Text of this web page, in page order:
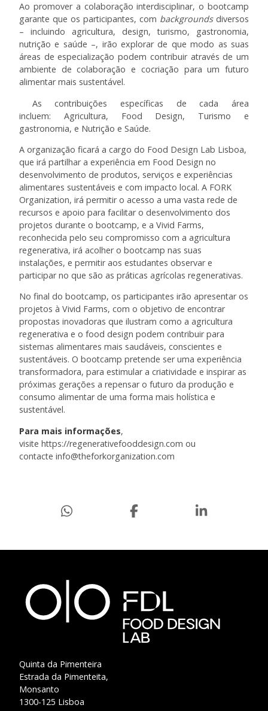
Ao promover a colaboração interdisciplinar, o bootcamp
garante que os participantes, com backgroundsdiversos
– incluindo agricultura, design, turismo, gastronomia,
nutrição e saúde –, irão explorar de que modo as suas
áreas de especialização podem contribuir através de um
ambiente de colaboração e cocriação para um futuro
alimentar mais sustentável.
As contribuições específicas de cada área
incluem: Agricultura, Food Design, Turismo e
gastronomia, e Nutrição e Saúde.
A organização ficará a cargo do Food Design Lab Lisboa,
que irá partilhar a experiência em Food Design no
desenvolvimento de produtos, serviços e experiências
alimentares sustentáveis e com impacto local. A FORK
Organization, irá permitir o acesso a uma vasta rede de
recursos e apoio para facilitar o desenvolvimento dos
projetos durante o bootcamp, e a Vivid Farms,
reconhecida pelo seu compromisso com a agricultura
regenerativa, irá acolher o bootcamp nas suas
instalações, e permitir aos estudantes observar e
participar no que são as práticas agrícolas regenerativas.
No final do bootcamp, os participantes irão apresentar os
projetos à Vivid Farms, com o objetivo de encontrar
propostas inovadoras que ilustram como a agricultura
regenerativa e o food design podem contribuir para
sistemas alimentares mais saudáveis, conscientes e
sustentáveis. O bootcamp pretende ser uma experiência
transformadora, para estimular a criatividade e inspirar as
próximas gerações a repensar o futuro da produção e
consumo alimentar de uma forma mais holística e
sustentável.
Para mais informações,
visite https://regenerativefooddesign.com ou
contacte info@theforkorganization.com
Quinta da Pimenteira
Estrada da Pimenteita,
Monsanto
1300-125 Lisboa